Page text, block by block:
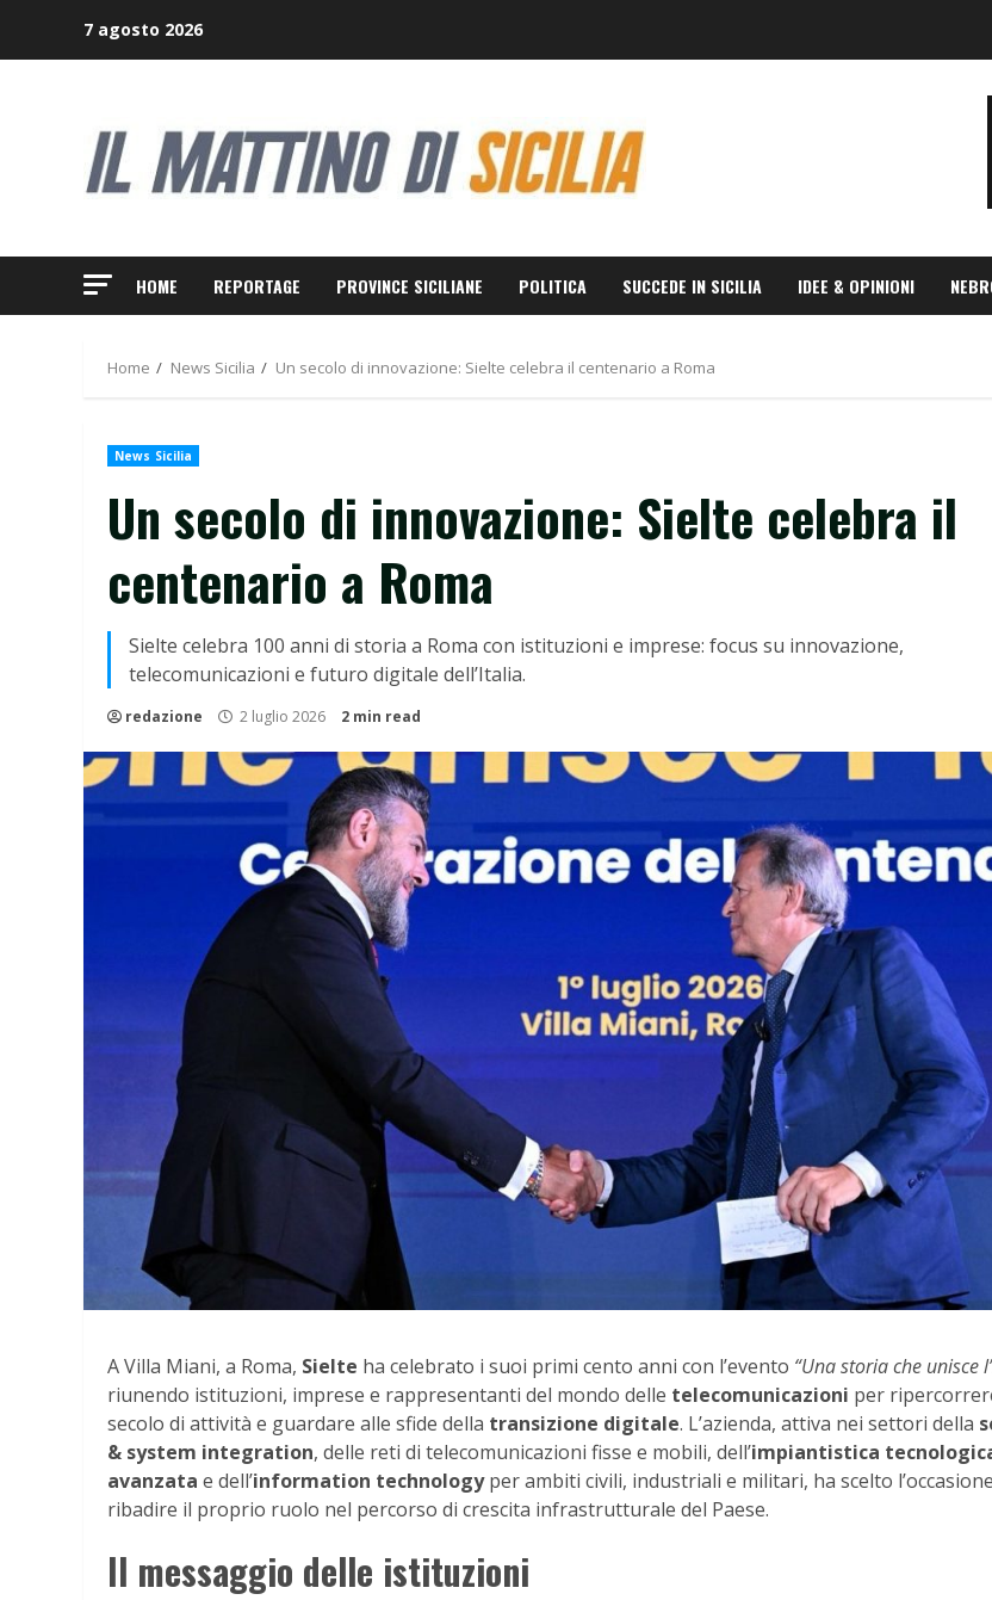
7 agosto 2026
HOME REPORTAGE PROVINCE SICILIANE POLITICA SUCCEDE IN SICILIA IDEE & OPINIONI
Home News Sicilia Un secolo di innovazione: Sielte celebra il centenario a Roma
News Sicilia
Un secolo di innovazione: Sielte celebra il
centenario a Roma
Sielte celebra 100 anni di storia a Roma con istituzioni e imprese: focus su innovazione,
telecomunicazioni e futuro digitale dell’Italia.
redazione 2 luglio 2026 2 min read
A Villa Miani, a Roma, Sielte ha celebrato i suoi primi cento anni con l’evento “Una storia che unisce
riunendo istituzioni, imprese e rappresentanti del mondo delle telecomunicazioni per
secolo di attività e guardare alle sfide della transizione digitale. L’azienda, attiva nei settori della
& system integration, delle reti di telecomunicazioni fisse e mobili, dell’impiantistica
avanzata e dell’information technologyper ambiti civili, industriali e militari, ha scelto
ribadire il proprio ruolo nel percorso di crescita infrastrutturale del Paese.
Il messaggio delle istituzioni